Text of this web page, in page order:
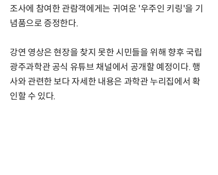
조사에 참여한 관람객에게는 귀여운 '우주인 키링'을 기
념품으로 증정한다.
강연 영상은 현장을 찾지 못한 시민들을 위해 향후 국립
광주과학관 공식 유튜브 채널에서 공개할 예정이다. 행
사와 관련한 보다 자세한 내용은 과학관 누리집에서 확
인할 수 있다.